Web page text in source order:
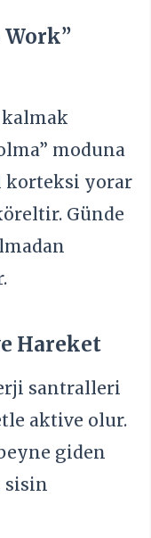
Work”
moduna
korteksi yorar
Günde
Hareket
santralleri
aktive olur.
giden
sisin